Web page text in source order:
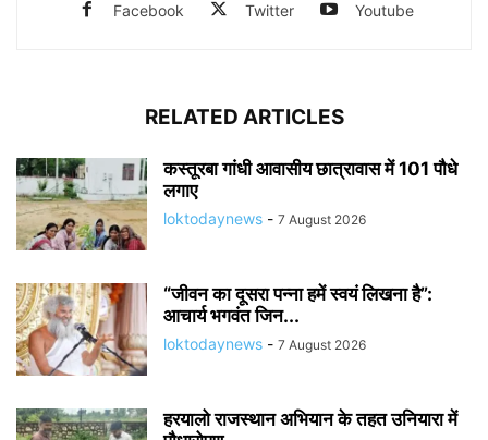
Facebook Twitter Youtube
RELATED ARTICLES
कस्तूरबा गांधी आवासीय छात्रावास में 101 पौधे
लगाए
loktodaynews - 7 August 2026
“जीवन का दूसरा पन्ना हमें स्वयं लिखना है”:
आचार्य भगवंत जिन...
loktodaynews - 7 August 2026
हरयालो राजस्थान अभियान के तहत उनियारा में